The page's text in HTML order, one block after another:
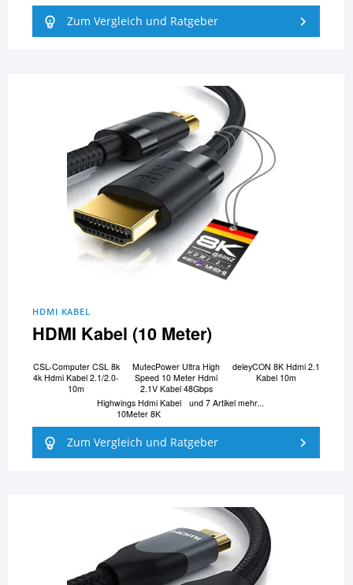
Zum Vergleich und Ratgeber
HDMI KABEL
HDMI Kabel (10 Meter)
CSL-Computer CSL 8k
4k Hdmi Kabel 2.1/2.0-
10m
MutecPower Ultra High
Speed 10 Meter Hdmi
2.1V Kabel 48Gbps
deleyCON 8K Hdmi 2.1
Kabel 10m
Highwings Hdmi Kabel
10Meter 8K
und 7 Artikel mehr...
Zum Vergleich und Ratgeber